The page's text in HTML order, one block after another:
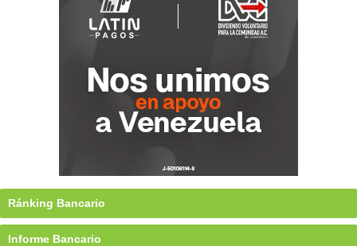
Ránking Bancario
Informe Bancario